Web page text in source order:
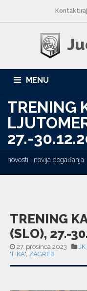
MENU
NASLOVNA
GALERIJA KONTAKT
TRENING
27.-
novosti i novija događanja
TRENING
(SLO), 27.-
27. prosinca 2023 JK
"LIKA", ZAGREB